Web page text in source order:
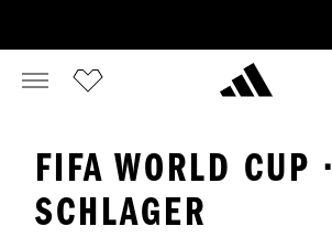
FIFA WORLD CUP ·
SCHLAGER